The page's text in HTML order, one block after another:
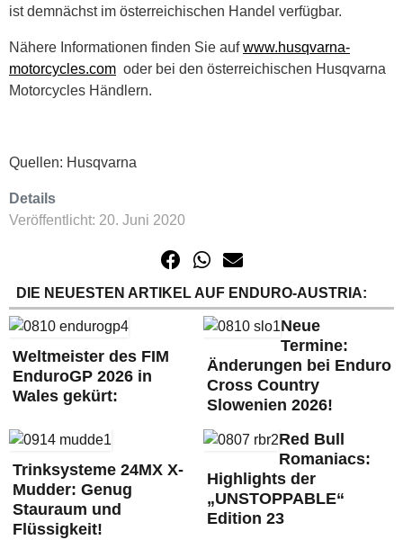
ist demnächst im österreichischen Handel verfügbar.
Nähere Informationen finden Sie aufwww.husqvarna-
motorcycles.com oder bei den österreichischen Husqvarna
Motorcycles Händlern.
Quellen: Husqvarna
Details
Veröffentlicht: 20. Juni 2020
DIE NEUESTEN ARTIKEL AUF ENDURO-AUSTRIA:
Weltmeister des FIM
EnduroGP 2026 in
Wales gekürt:
Neue
Termine:
Änderungen bei Enduro
Cross Country
Slowenien 2026!
Trinksysteme 24MX X-
Mudder: Genug
Stauraum und
Flüssigkeit!
Red Bull
Romaniacs:
Highlights der
„UNSTOPPABLE“
Edition 23